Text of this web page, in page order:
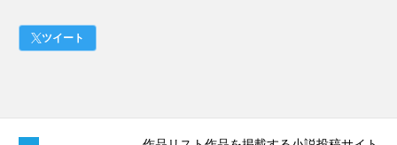
ツイート